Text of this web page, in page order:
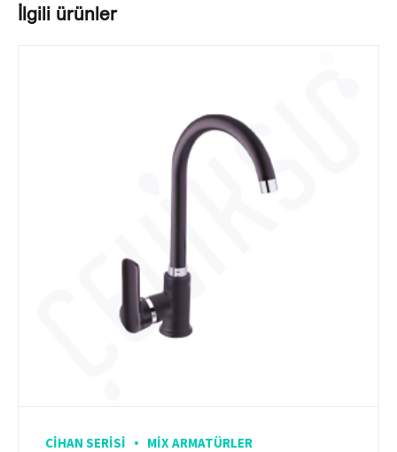
İlgili ürünler
CIHAN SERISI MIX ARMATÜRLER